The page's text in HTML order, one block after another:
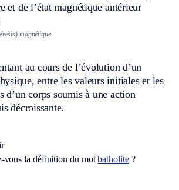
et de l’état magnétique antérieur
magnétique.
au cours de l’évolution d’un
entre les valeurs initiales et les
d’un corps soumis à une action
décroissante.
vous la définition du motbatholite?